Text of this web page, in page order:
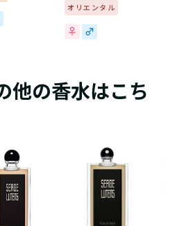
オリエンタル
他の香水はこち